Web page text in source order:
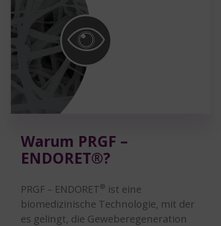
Warum PRGF –
ENDORET®?
PRGF – ENDORET® ist eine
biomedizinische Technologie, mit der
es gelingt, die Geweberegeneration